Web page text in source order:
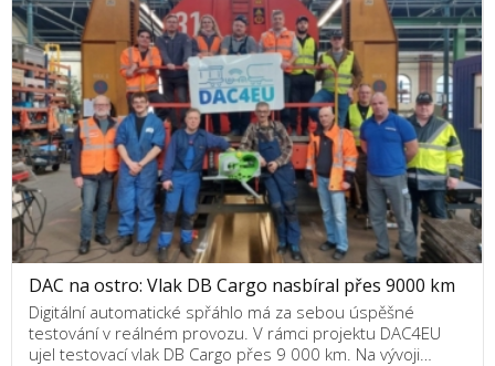
DAC na ostro: Vlak DB Cargo nasbíral přes 9000 km
Digitální automatické spřáhlo má za sebou úspěšné
testování v reálném provozu. V rámci projektu DAC4EU
ujel testovací vlak DB Cargo přes 9 000 km. Na vývoji…